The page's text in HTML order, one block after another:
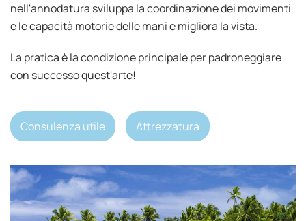
nell'annodatura sviluppa la coordinazione dei movimenti
e le capacità motorie delle mani e migliora la vista.
La pratica è la condizione principale per padroneggiare
con successo quest'arte!
Consulenza utile Attrezzatura